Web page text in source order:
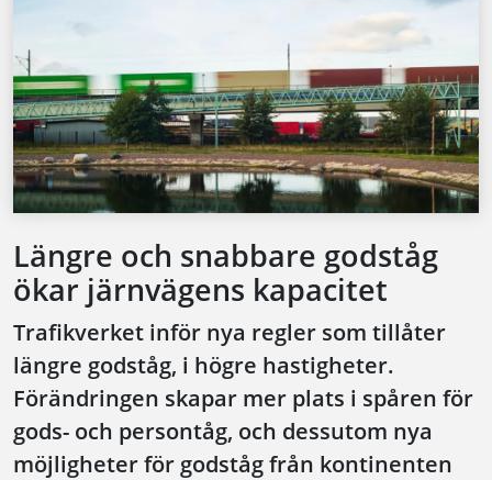
Längre och snabbare godståg
ökar järnvägens kapacitet
Trafikverket inför nya regler som tillåter
längre godståg, i högre hastigheter.
Förändringen skapar mer plats i spåren för
gods- och persontåg, och dessutom nya
möjligheter för godståg från kontinenten